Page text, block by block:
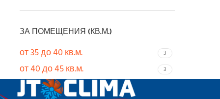
ЗА ПОМЕЩЕНИЯ (КВ.М.)
от 35 до 40 кв.м.
3
от 40 до 45 кв.м. 3